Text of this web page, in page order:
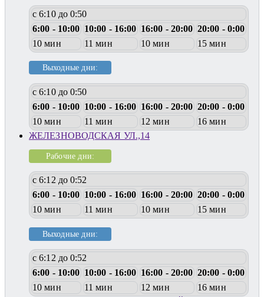
с 6:10 до 0:50
6:00 - 10:00 10:00 - 16:00 16:00 - 20:00 20:00 - 0:00
10 мин
11 мин 10 мин 15 мин
Выходные дни:
с 6:10 до 0:50
6:00 - 10:00 10:00 - 16:00 16:00 - 20:00 20:00 - 0:00
10 мин
11 мин 12 мин
16 мин
ЖЕЛЕЗНОВОДСКАЯ УЛ.,14
Рабочие дни:
с 6:12 до 0:52
6:00 - 10:00 10:00 - 16:00 16:00 - 20:00 20:00 - 0:00
10 мин
11 мин 10 мин 15 мин
Выходные дни:
с 6:12 до 0:52
6:00 - 10:00 10:00 - 16:00 16:00 - 20:00 20:00 - 0:00
10 мин
11 мин 12 мин
16 мин